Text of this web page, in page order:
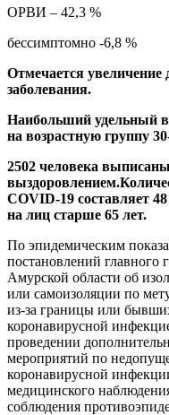
ОРВИ – 42,3 %
бессимптомно -6,8 %
Отмечается
заболевания.
Наибольший удельный
на возрастную группу
2502 человека
COVID-19 составляет
на лиц старше 65 лет.
По эпидемическим
постановлений главного
Амурской области об
или самоизоляции по
из-за границы или
коронавирусной
проведении
мероприятий по
коронавирусной
медицинского
соблюдения